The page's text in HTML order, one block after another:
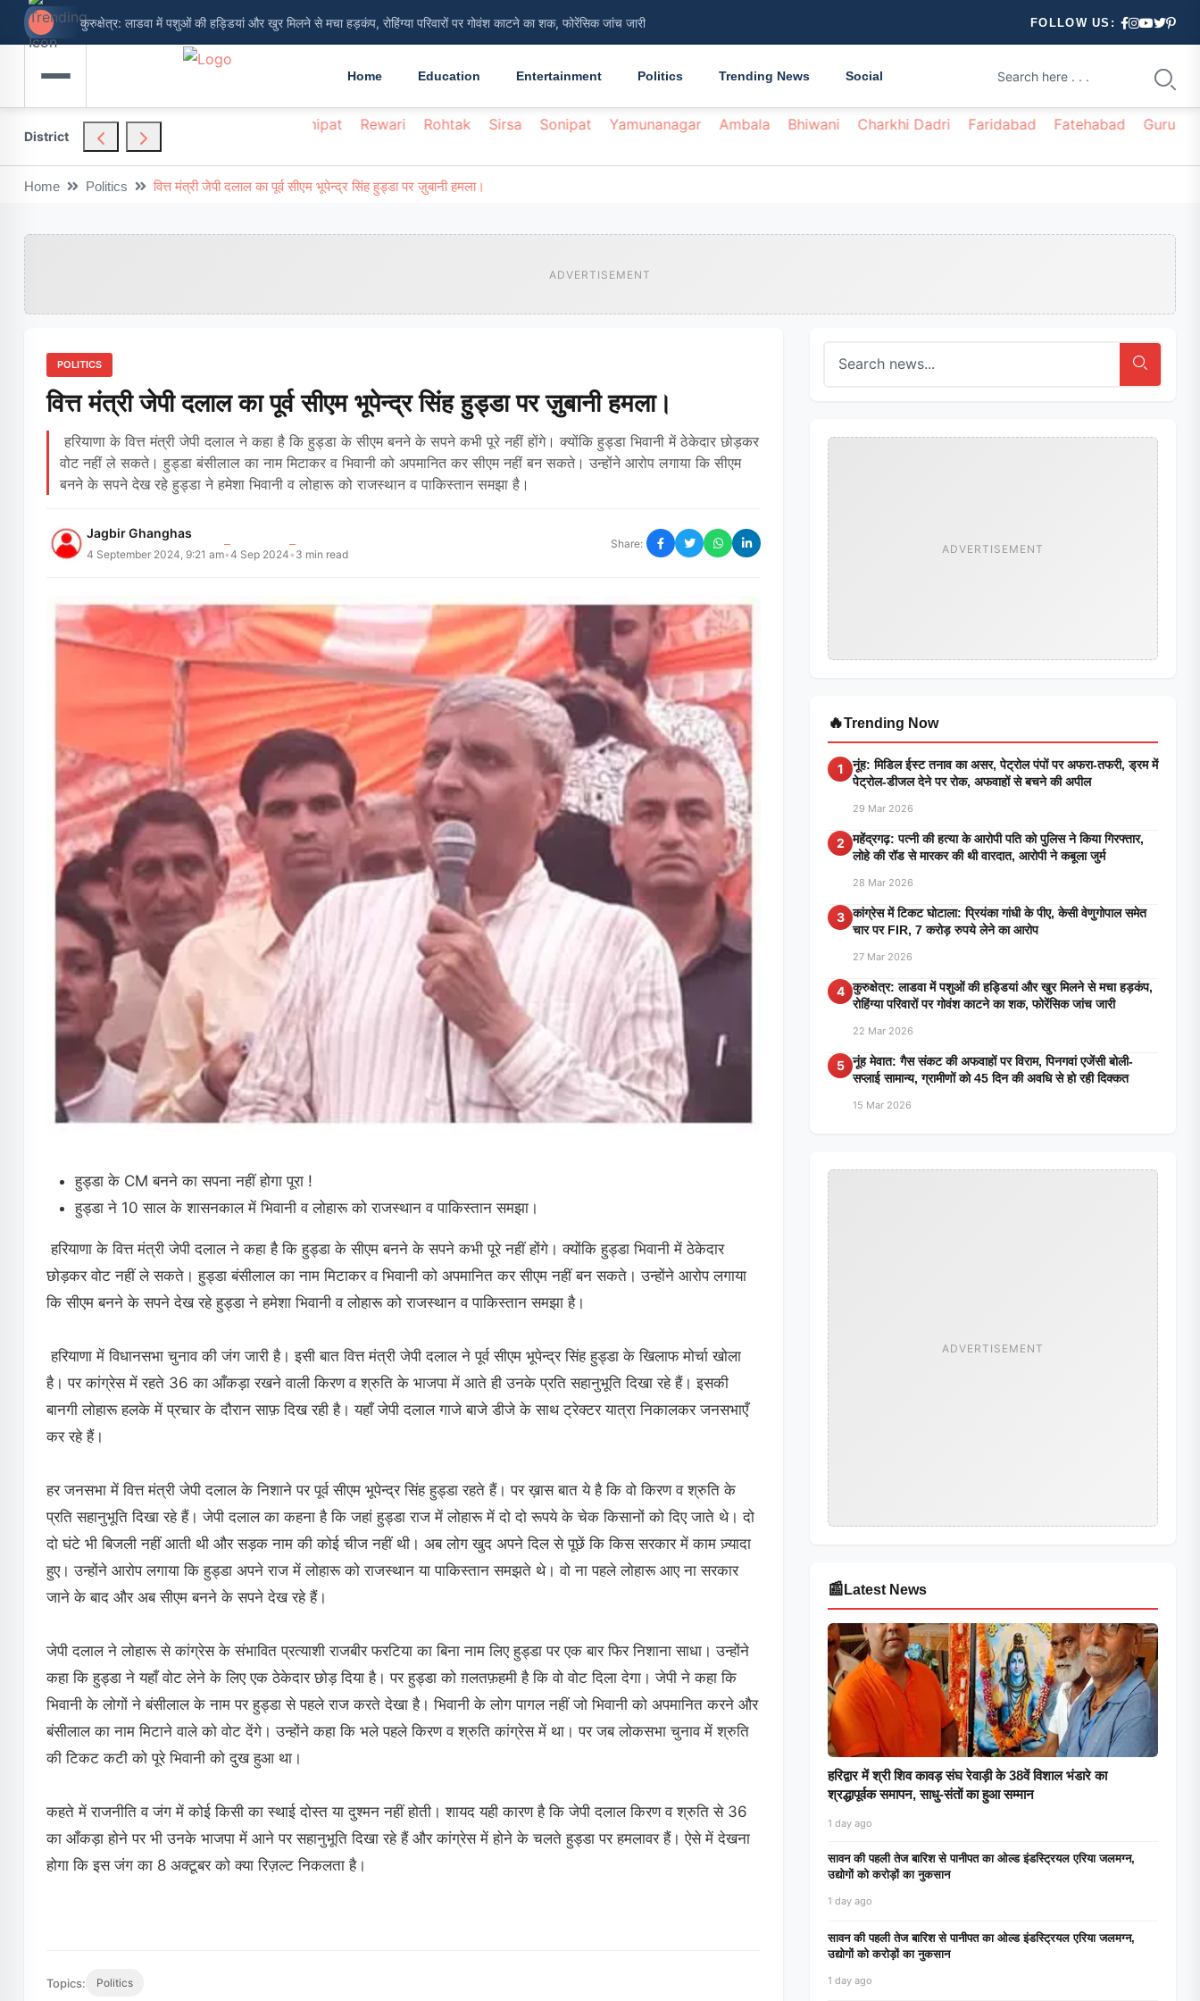
कुरुक्षेत्र: लाडवा में पशुओं की हड्डियां और खुर मिलने से मचा हड़कंप, रोहिंग्या परिवारों पर गोवंश काटने का शक, फोरेंसिक जांच जारी
नूंह मेवात: गैस संकट की अफवाहों पर विराम, पिनगवां एजेंसी बोली- सप्लाई सामान्य, ग्रामीणों को 45 दिन की अवधि से हो रही दिक्कत
FOLLOW US:
Home Education Entertainment Politics Trending News Social
District
Nuh Palwal Panipat Rewari Rohtak Sirsa Sonipat Yamunanagar Ambala Bhiwani Charkhi Dadri Faridabad Fatehabad
Home Politics वित्त मंत्री जेपी दलाल का पूर्व सीएम भूपेन्द्र सिंह हुड्डा पर ज़ुबानी हमला।
ADVERTISEMENT
POLITICS
वित्त मंत्री जेपी दलाल का पूर्व सीएम भूपेन्द्र सिंह हुड्डा पर ज़ुबानी हमला।
हरियाणा के वित्त मंत्री जेपी दलाल ने कहा है कि हुड्डा के सीएम बनने के सपने कभी पूरे नहीं होंगे। क्योंकि हुड्डा भिवानी में ठेकेदार छोड़कर
वोट नहीं ले सकते। हुड्डा बंसीलाल का नाम मिटाकर व भिवानी को अपमानित कर सीएम नहीं बन सकते। उन्होंने आरोप लगाया कि सीएम
बनने के सपने देख रहे हुड्डा ने हमेशा भिवानी व लोहारू को राजस्थान व पाकिस्तान समझा है।
Jagbir Ghanghas
4 September 2024, 9:21 am•4 Sep 2024• 3 min read
Share:
हुड्डा के CM बनने का सपना नहीं होगा पूरा !
हुड्डा ने 10 साल के शासनकाल में भिवानी व लोहारू को राजस्थान व पाकिस्तान समझा।
हरियाणा के वित्त मंत्री जेपी दलाल ने कहा है कि हुड्डा के सीएम बनने के सपने कभी पूरे नहीं होंगे। क्योंकि हुड्डा भिवानी में ठेकेदार
छोड़कर वोट नहीं ले सकते। हुड्डा बंसीलाल का नाम मिटाकर व भिवानी को अपमानित कर सीएम नहीं बन सकते। उन्होंने आरोप लगाया
कि सीएम बनने के सपने देख रहे हुड्डा ने हमेशा भिवानी व लोहारू को राजस्थान व पाकिस्तान समझा है।
हरियाणा में विधानसभा चुनाव की जंग जारी है। इसी बात वित्त मंत्री जेपी दलाल ने पूर्व सीएम भूपेन्द्र सिंह हुड्डा के खिलाफ मोर्चा खोला
है। पर कांग्रेस में रहते 36 का आँकड़ा रखने वाली किरण व श्रुति के भाजपा में आते ही उनके प्रति सहानुभूति दिखा रहे हैं। इसकी
बानगी लोहारू हलके में प्रचार के दौरान साफ़ दिख रही है। यहाँ जेपी दलाल गाजे बाजे डीजे के साथ ट्रेक्टर यात्रा निकालकर जनसभाएँ
कर रहे हैं।
हर जनसभा में वित्त मंत्री जेपी दलाल के निशाने पर पूर्व सीएम भूपेन्द्र सिंह हुड्डा रहते हैं। पर ख़ास बात ये है कि वो किरण व श्रुति के
प्रति सहानुभूति दिखा रहे हैं। जेपी दलाल का कहना है कि जहां हुड्डा राज में लोहारू में दो दो रूपये के चेक किसानों को दिए जाते थे। दो
दो घंटे भी बिजली नहीं आती थी और सड़क नाम की कोई चीज नहीं थी। अब लोग खुद अपने दिल से पूछें कि किस सरकार में काम ज़्यादा
हुए। उन्होंने आरोप लगाया कि हुड्डा अपने राज में लोहारू को राजस्थान या पाकिस्तान समझते थे। वो ना पहले लोहारू आए ना सरकार
जाने के बाद और अब सीएम बनने के सपने देख रहे हैं।
जेपी दलाल ने लोहारू से कांग्रेस के संभावित प्रत्याशी राजबीर फरटिया का बिना नाम लिए हुड्डा पर एक बार फिर निशाना साधा। उन्होंने
कहा कि हुड्डा ने यहाँ वोट लेने के लिए एक ठेकेदार छोड़ दिया है। पर हुड्डा को ग़लतफ़हमी है कि वो वोट दिला देगा। जेपी ने कहा कि
भिवानी के लोगों ने बंसीलाल के नाम पर हुड्डा से पहले राज करते देखा है। भिवानी के लोग पागल नहीं जो भिवानी को अपमानित करने और
बंसीलाल का नाम मिटाने वाले को वोट देंगे। उन्होंने कहा कि भले पहले किरण व श्रुति कांग्रेस में था। पर जब लोकसभा चुनाव में श्रुति
की टिकट कटी को पूरे भिवानी को दुख हुआ था।
कहते में राजनीति व जंग में कोई किसी का स्थाई दोस्त या दुश्मन नहीं होती। शायद यही कारण है कि जेपी दलाल किरण व श्रुति से 36
का आँकड़ा होने पर भी उनके भाजपा में आने पर सहानुभूति दिखा रहे हैं और कांग्रेस में होने के चलते हुड्डा पर हमलावर हैं। ऐसे में देखना
होगा कि इस जंग का 8 अक्टूबर को क्या रिज़ल्ट निकलता है।
Topics: Politics
ADVERTISEMENT
🔥Trending Now
1
नूंह: मिडिल ईस्ट तनाव का असर, पेट्रोल पंपों पर अफरा-तफरी, ड्रम में
पेट्रोल-डीजल देने पर रोक, अफवाहों से बचने की अपील
29 Mar 2026
2
महेंद्रगढ़: पत्नी की हत्या के आरोपी पति को पुलिस ने किया गिरफ्तार,
लोहे की रॉड से मारकर की थी वारदात, आरोपी ने कबूला जुर्म
28 Mar 2026
3 कांग्रेस में टिकट घोटाला: प्रियंका गांधी के पीए, केसी वेणुगोपाल समेत
चार पर FIR, 7 करोड़ रुपये लेने का आरोप
27 Mar 2026
4 कुरुक्षेत्र: लाडवा में पशुओं की हड्डियां और खुर मिलने से मचा हड़कंप,
रोहिंग्या परिवारों पर गोवंश काटने का शक, फोरेंसिक जांच जारी
22 Mar 2026
5 नूंह मेवात: गैस संकट की अफवाहों पर विराम, पिनगवां एजेंसी बोली-
सप्लाई सामान्य, ग्रामीणों को 45 दिन की अवधि से हो रही दिक्कत
15 Mar 2026
ADVERTISEMENT
📰 Latest News
हरिद्वार में श्री शिव कावड़ संघ रेवाड़ी के 38वें विशाल भंडारे का
श्रद्धापूर्वक समापन, साधु-संतों का हुआ सम्मान
1 day ago
सावन की पहली तेज बारिश से पानीपत का ओल्ड इंडस्ट्रियल एरिया जलमग्न,
उद्योगों को करोड़ों का नुकसान
1 day ago
सावन की पहली तेज बारिश से पानीपत का ओल्ड इंडस्ट्रियल एरिया जलमग्न,
उद्योगों को करोड़ों का नुकसान
1 day ago